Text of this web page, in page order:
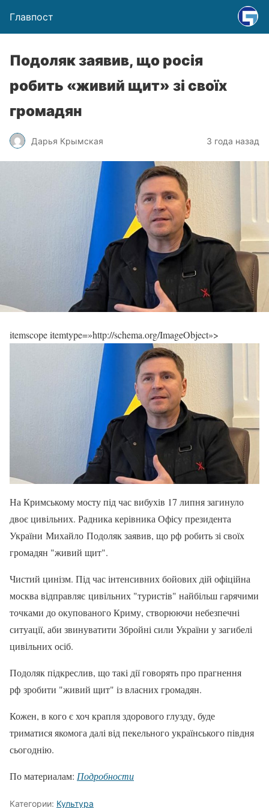
Главпост
Подоляк заявив, що росія
робить «живий щит» зі своїх
громадян
Дарья Крымская 3 года назад
itemscope itemtype=»http://schema.org/ImageObject»>
На Кримському мосту під час вибухів 17 липня загинуло
двоє цивільних. Радника керівника Офісу президента
України Михайло Подоляк заявив, що рф робить зі своїх
громадян "живий щит".
Чистий цинізм. Під час інтенсивних бойових дій офіційна
москва відправляє цивільних "туристів" найбільш гарячими
точками до окупованого Криму, створюючи небезпечні
ситуації, аби звинуватити Збройні сили України у загибелі
цивільних осіб.
Подоляк підкреслив, що такі дії говорять про прагнення
рф зробити "живий щит" із власних громадян.
Кожен, в кого є хоч крапля здорового глузду, буде
триматися якомога далі від пекельного українського півдня
сьогоднію.
По материалам: Подробности
Категории: Культура